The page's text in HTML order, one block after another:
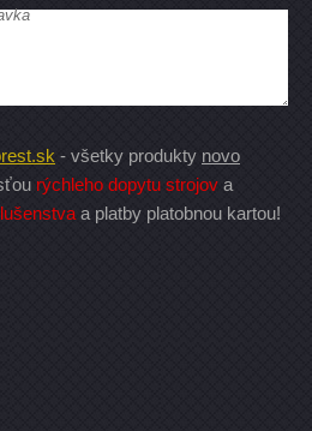
- všetky produkty novo
rýchleho dopytu strojov a
a platby platobnou kartou!